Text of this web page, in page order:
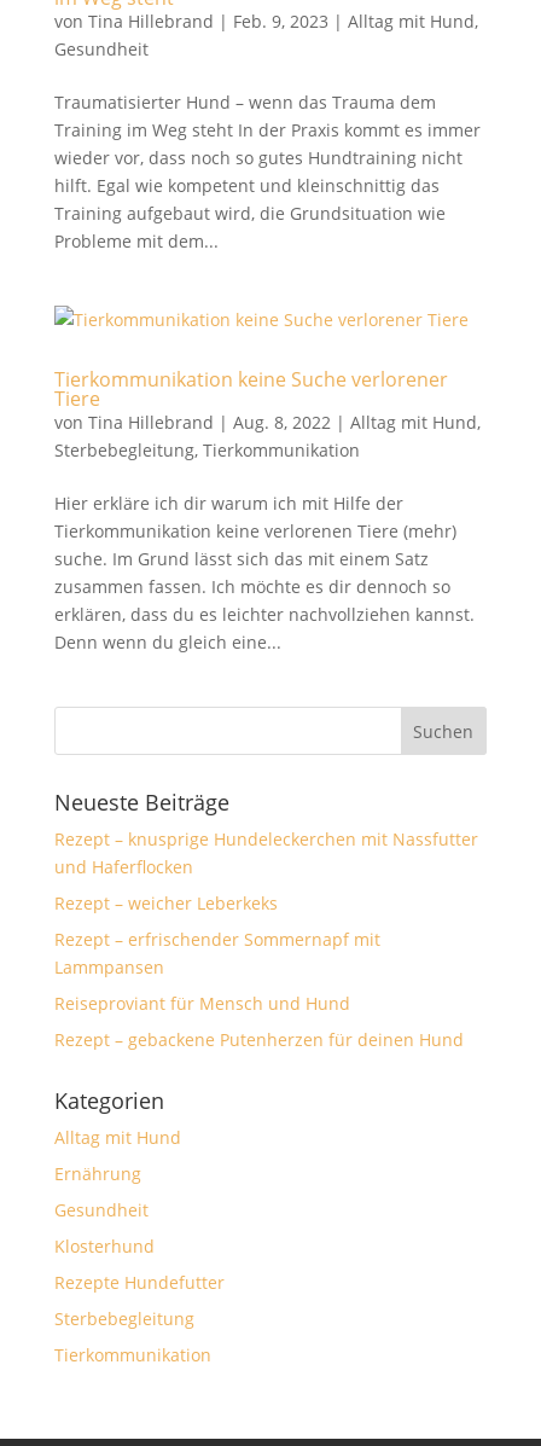
von Tina Hillebrand | Feb. 9, 2023 | Alltag mit Hund,
Gesundheit
Traumatisierter Hund – wenn das Trauma dem
Training im Weg steht In der Praxis kommt es immer
wieder vor, dass noch so gutes Hundtraining nicht
hilft. Egal wie kompetent und kleinschnittig das
Training aufgebaut wird, die Grundsituation wie
Probleme mit dem...
Tierkommunikation keine Suche verlorener
Tiere
von Tina Hillebrand | Aug. 8, 2022| Alltag mit Hund,
Sterbebegleitung, Tierkommunikation
Hier erkläre ich dir warum ich mit Hilfe der
Tierkommunikation keine verlorenen Tiere (mehr)
suche. Im Grund lässt sich das mit einem Satz
zusammen fassen. Ich möchte es dir dennoch so
erklären, dass du es leichter nachvollziehen kannst.
Denn wenn du gleich eine...
Neueste Beiträge
Rezept – knusprige Hundeleckerchen mit Nassfutter
und Haferflocken
Rezept – weicher Leberkeks
Rezept – erfrischender Sommernapf mit
Lammpansen
Reiseproviant für Mensch und Hund
Rezept – gebackene Putenherzen für deinen Hund
Kategorien
Alltag mit Hund
Ernährung
Gesundheit
Klosterhund
Rezepte Hundefutter
Sterbebegleitung
Tierkommunikation